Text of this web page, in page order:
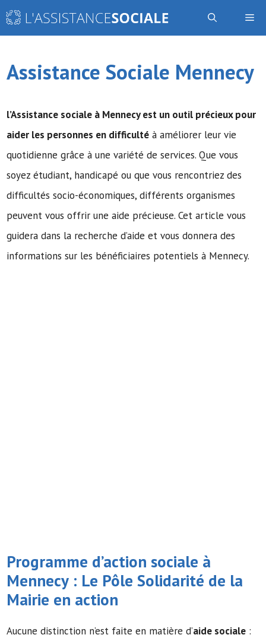
Aller
Assistance Sociale Mennecy
l’Assistance sociale à Mennecy est un outil précieux pour
aider les personnes en difficulté à améliorer leur vie
quotidienne grâce à une variété de services. Que vous
soyez étudiant, handicapé ou que vous rencontriez des
difficultés socio-économiques, différents organismes
peuvent vous offrir une aide précieuse. Cet article vous
guidera dans la recherche d’aide et vous donnera des
informations sur les bénéficiaires potentiels à Mennecy.
Programme d’action sociale à
Mennecy : Le Pôle Solidarité de la
Mairie en action
Aucune distinction n’est faite en matière d’aide sociale :